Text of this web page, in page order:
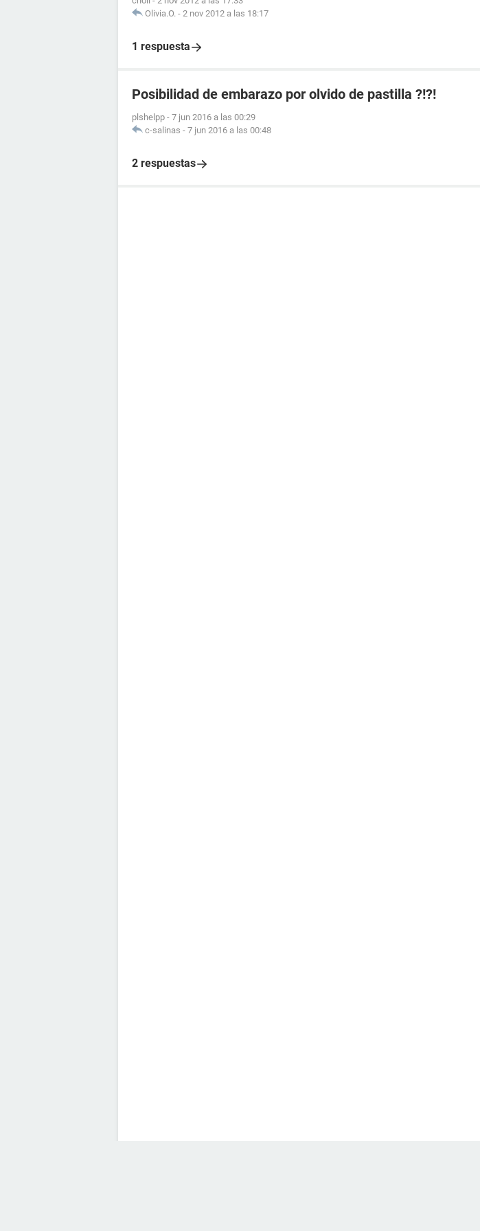
Olivia.O. - 2 nov 2012 a las 18:17
1 respuesta
Posibilidad de embarazo por olvido de pastilla ?!?!
plshelpp - 7 jun 2016 a las 00:29
c-salinas - 7 jun 2016 a las 00:48
2 respuestas